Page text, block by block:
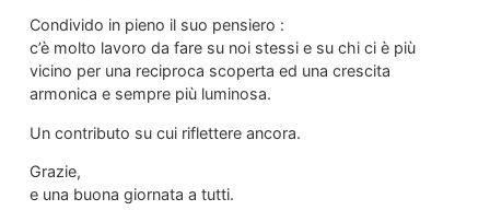
Condivido in pieno il suo pensiero :
c’è molto lavoro da fare su noi stessi e su chi ci è più
vicino per una reciproca scoperta ed una crescita
armonica e sempre più luminosa.
Un contributo su cui riflettere ancora.
Grazie,
e una buona giornata a tutti.